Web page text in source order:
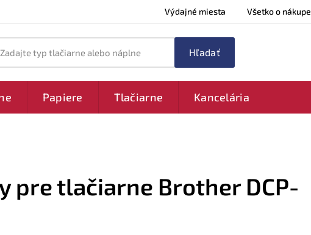
Výdajné miesta Všetko o nákupe
typ tlačiarne alebo náplne
Papiere Tlačiarne Kancelária
pre tlačiarne Brother DCP-